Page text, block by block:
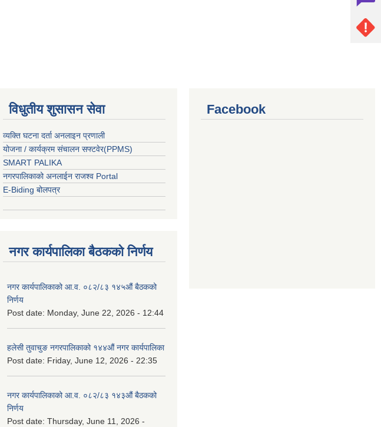
विधुतीय शुसासन सेवा
व्यक्ति घटना दर्ता अनलाइन प्रणाली
योजना / कार्यक्रम संचालन सफ्टवेर(PPMS)
SMART PALIKA
नगरपालिकाको अनलाईन राजश्व Portal
E-Biding बोलपत्र
नगर कार्यपालिका बैठकको निर्णय
नगर कार्यपालिकाको आ.व. ०८२/८३ १४५औं बैठकको
निर्णय
Post date: Monday, June 22, 2026 - 12:44
हलेसी तुवाचुङ नगरपालिकाको १४४औं नगर कार्यपालिका
Post date: Friday, June 12, 2026 - 22:35
नगर कार्यपालिकाको आ.व. ०८२/८३ १४३औं बैठकको
निर्णय
Post date: Thursday, June 11, 2026 -
Facebook